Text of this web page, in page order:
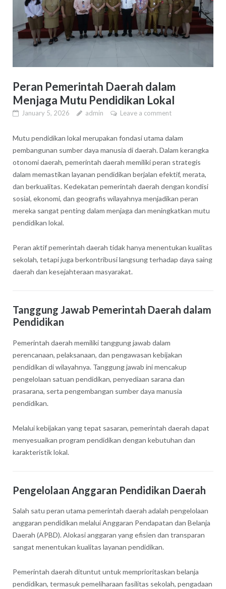
Peran Pemerintah Daerah dalam
Menjaga Mutu Pendidikan Lokal
January 5, 2026 admin Leave a comment
Mutu pendidikan lokal merupakan fondasi utama dalam
pembangunan sumber daya manusia di daerah. Dalam kerangka
otonomi daerah, pemerintah daerah memiliki peran strategis
dalam memastikan layanan pendidikan berjalan efektif, merata,
dan berkualitas. Kedekatan pemerintah daerah dengan kondisi
sosial, ekonomi, dan geografis wilayahnya menjadikan peran
mereka sangat penting dalam menjaga dan meningkatkan mutu
pendidikan lokal.
Peran aktif pemerintah daerah tidak hanya menentukan kualitas
sekolah, tetapi juga berkontribusi langsung terhadap daya saing
daerah dan kesejahteraan masyarakat.
Tanggung Jawab Pemerintah Daerah dalam
Pendidikan
Pemerintah daerah memiliki tanggung jawab dalam
perencanaan, pelaksanaan, dan pengawasan kebijakan
pendidikan di wilayahnya. Tanggung jawab ini mencakup
pengelolaan satuan pendidikan, penyediaan sarana dan
prasarana, serta pengembangan sumber daya manusia
pendidikan.
Melalui kebijakan yang tepat sasaran, pemerintah daerah dapat
menyesuaikan program pendidikan dengan kebutuhan dan
karakteristik lokal.
Pengelolaan Anggaran Pendidikan Daerah
Salah satu peran utama pemerintah daerah adalah pengelolaan
anggaran pendidikan melalui Anggaran Pendapatan dan Belanja
Daerah (APBD). Alokasi anggaran yang efisien dan transparan
sangat menentukan kualitas layanan pendidikan.
Pemerintah daerah dituntut untuk memprioritaskan belanja
pendidikan, termasuk pemeliharaan fasilitas sekolah, pengadaan